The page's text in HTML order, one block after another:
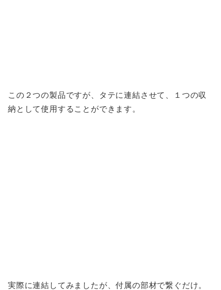
この２つの製品ですが、タテに連結させて、１つの収
納として使用することができます。
実際に連結してみましたが、付属の部材で繋ぐだけ。